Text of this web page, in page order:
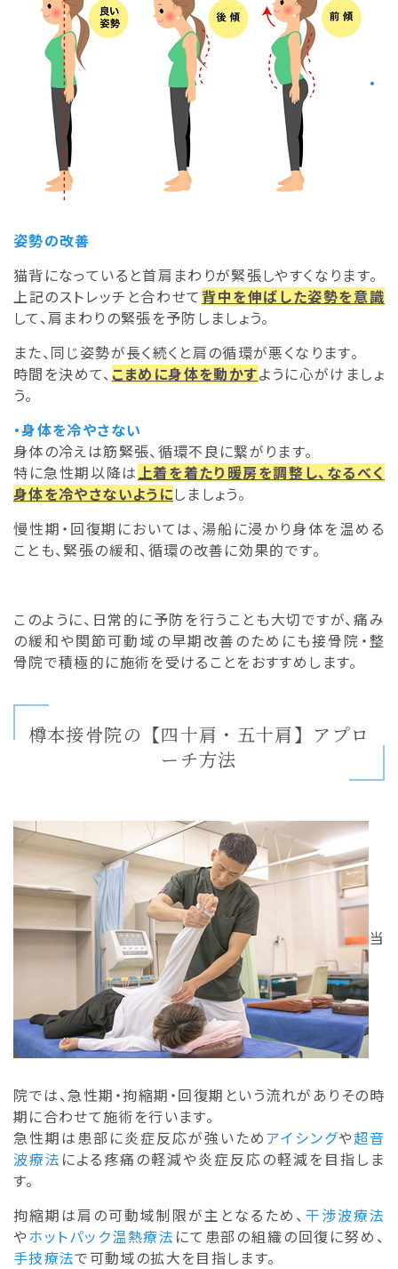
・
姿勢の改善
猫背になっていると首肩まわりが緊張しやすくなります。
上記のストレッチと合わせて 背中を伸ばした姿勢を意識
して、肩まわりの緊張を予防しましょう。
また、同じ姿勢が長く続くと肩の循環が悪くなります。
時間を決めて、 こまめに身体を動かすように心がけましょ
う。
・身体を冷やさない
身体の冷えは筋緊張、循環不良に繋がります。
特に急性期以降は上着を着たり暖房を調整し、なるべく
身体を冷やさないようにしましょう。
慢性期・回復期においては、湯船に浸かり身体を温める
ことも、緊張の緩和、循環の改善に効果的です。
このように、日常的に予防を行うことも大切ですが、痛み
の緩和や関節可動域の早期改善のためにも接骨院・整
骨院で積極的に施術を受けることをおすすめします。
樽本接骨院の【四十肩・五十肩】アプロ
ーチ方法
当
院では、急性期・拘縮期・回復期という流れがありその時
期に合わせて施術を行います。
急性期は患部に炎症反応が強いためアイシングや超音
波療法 による疼痛の軽減や炎症反応の軽減を目指しま
す。
拘縮期は肩の可動域制限が主となるため、 干渉波療法
やホットパック温熱療法 にて患部の組織の回復に努め、
手技療法で可動域の拡大を目指します。